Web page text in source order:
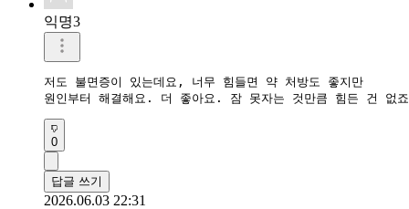
익명3
저도 불면증이 있는데요, 너무 힘들면 약 처방도 좋지만
0
답글 쓰기
2026.06.03 22:31